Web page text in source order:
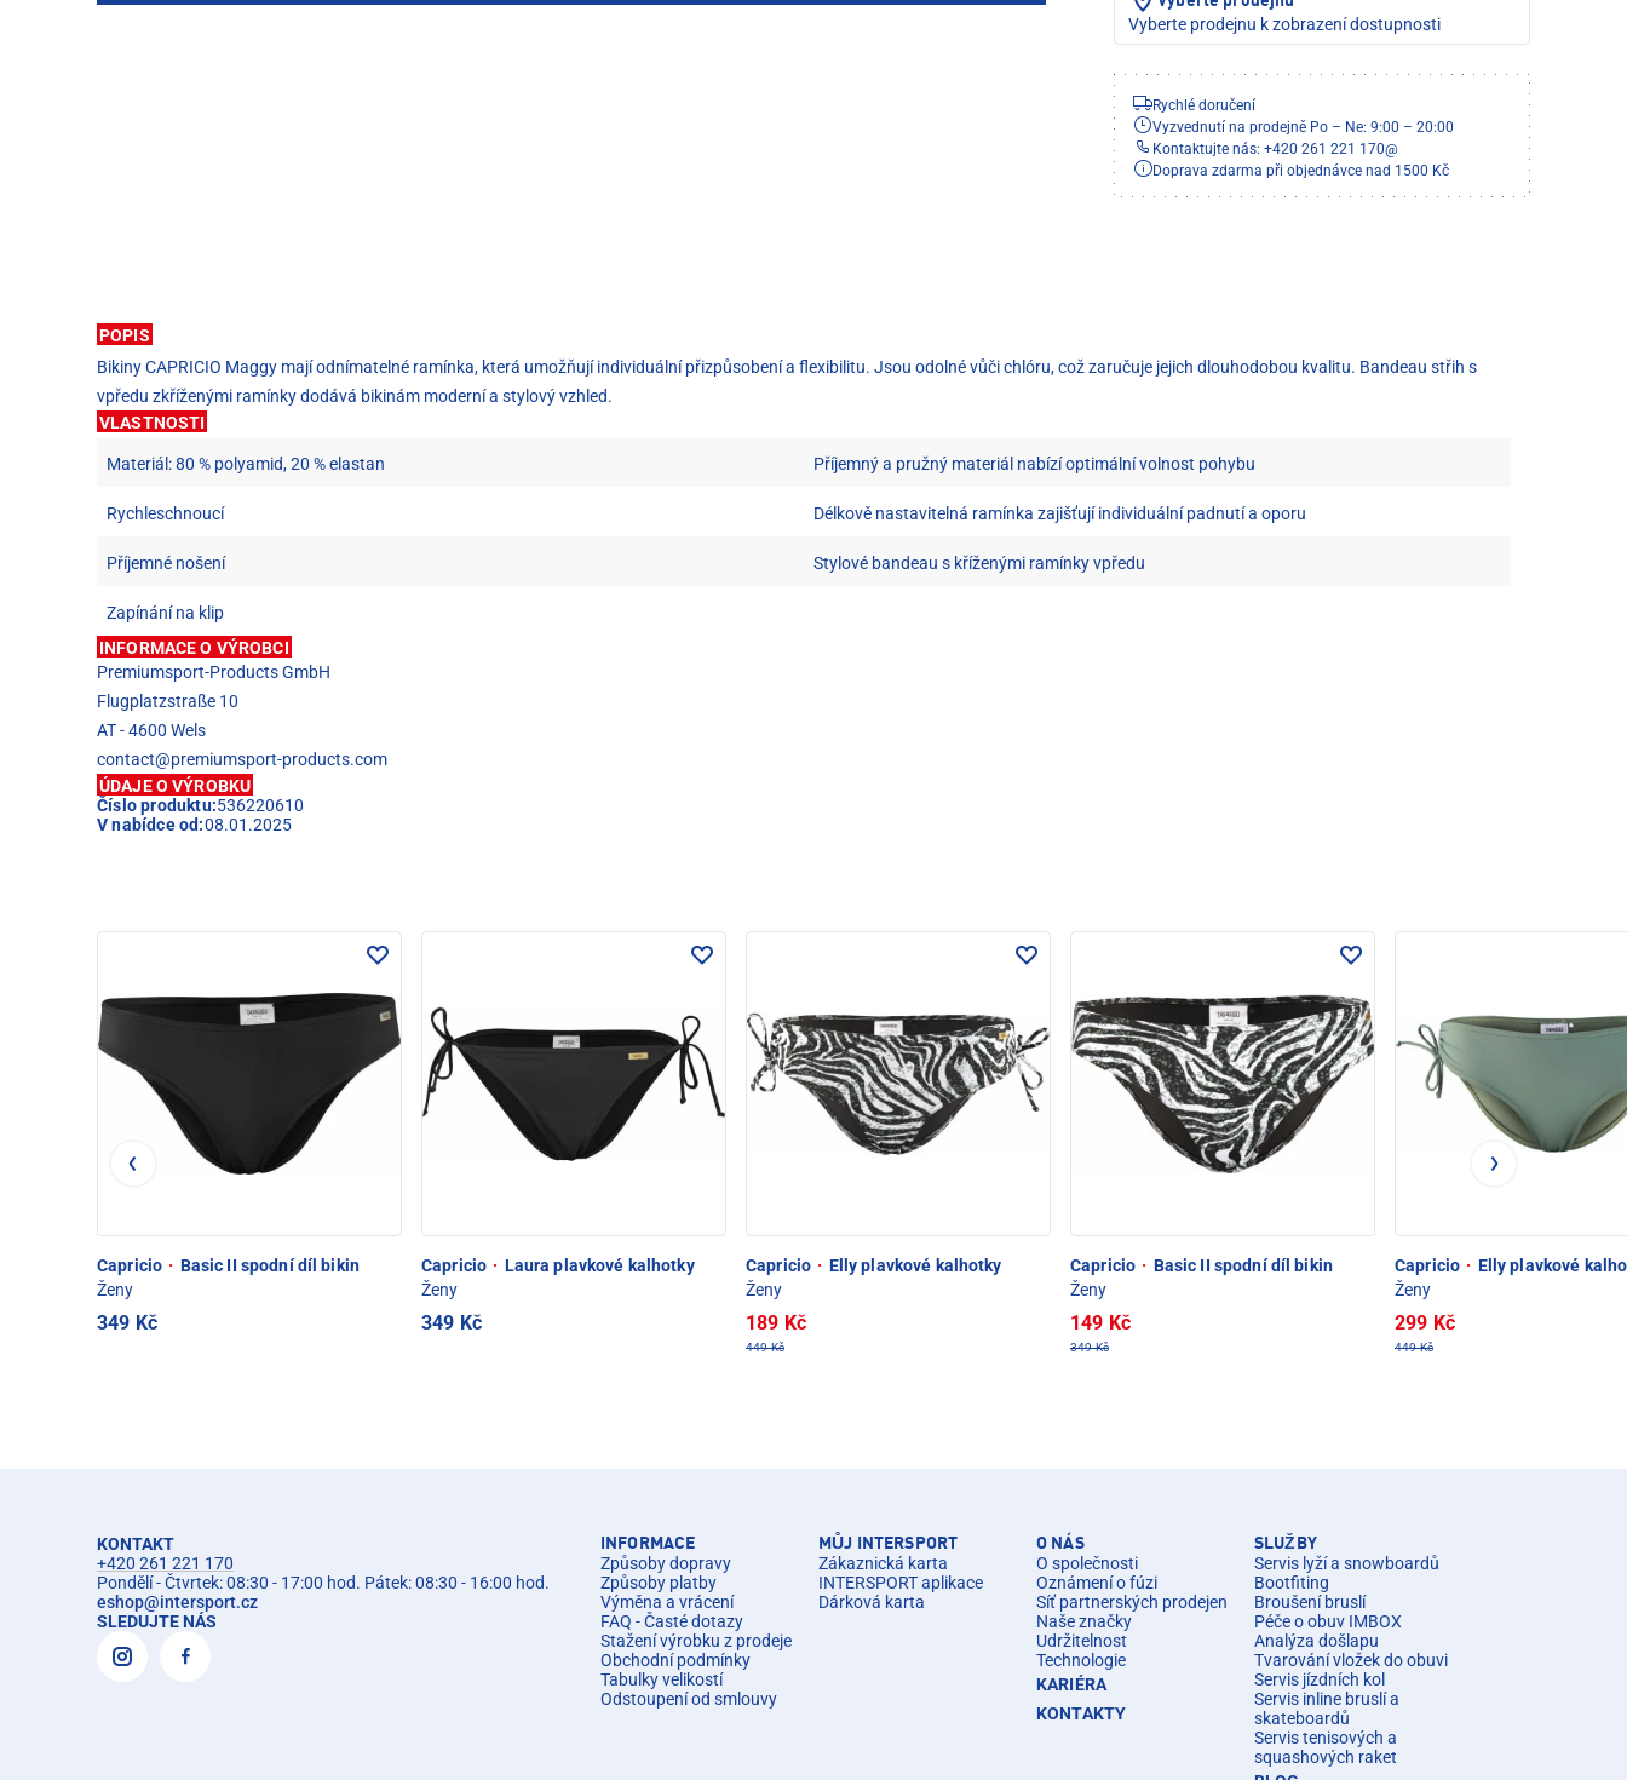
Vyberte prodejnu k zobrazení dostupnosti
Rychlé doručení
Vyzvednutí na prodejně Po – Ne: 9:00 – 20:00
Kontaktujte nás: +420 261 221 170@
Doprava zdarma při objednávce nad 1500 Kč
POPIS
Bikiny CAPRICIO Maggy mají odnímatelné ramínka, která umožňují individuální přizpůsobení a flexibilitu. Jsou odolné vůči chlóru, což zaručuje jejich dlouhodobou kvalitu. Bandeau střih s
vpředu zkříženými ramínky dodává bikinám moderní a stylový vzhled.
VLASTNOSTI
Materiál: 80 % polyamid, 20 % elastan Příjemný a pružný materiál nabízí optimální volnost pohybu
Rychleschnoucí Délkově nastavitelná ramínka zajišťují individuální padnutí a oporu
Příjemné nošení Stylové bandeau s kříženými ramínky vpředu
Zapínání na klip
INFORMACE O VÝROBCI
Premiumsport-Products GmbH
Flugplatzstraße 10
AT - 4600 Wels
contact@premiumsport-products.com
ÚDAJE O VÝROBKU
Číslo produktu:536220610
V nabídce od:08.01.2025
Capricio · Basic II spodní díl bikin
Ženy
349 Kč
Capricio · Laura plavkové kalhotky
Ženy
349 Kč
Capricio · Elly plavkové kalhotky
Ženy
189 Kč
449 Kč
Capricio · Basic II spodní díl bikin
Ženy
149 Kč
349 Kč
Capricio · Elly plavkové
Ženy
299 Kč
449 Kč
KONTAKT
+420 261 221 170
Pondělí - Čtvrtek: 08:30 - 17:00 hod. Pátek: 08:30 - 16:00 hod.
eshop@intersport.cz
SLEDUJTE NÁS
INFORMACE
Způsoby dopravy
Způsoby platby
Výměna a vrácení
FAQ - Časté dotazy
Stažení výrobku z prodeje
Obchodní podmínky
Tabulky velikostí
Odstoupení od smlouvy
MŮJ INTERSPORT
Zákaznická karta
INTERSPORT aplikace
Dárková karta
O NÁS
O společnosti
Oznámení o fúzi
Síť partnerských prodejen
Naše značky
Udržitelnost
Technologie
KARIÉRA
KONTAKTY
SLUŽBY
Servis lyží a snowboardů
Bootfiting
Broušení bruslí
Péče o obuv IMBOX
Analýza došlapu
Tvarování vložek do obuvi
Servis jízdních kol
Servis inline bruslí a
skateboardů
Servis tenisových a
squashových raket